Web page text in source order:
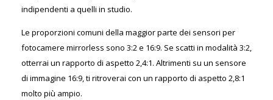
indipendenti a quelli in studio.
Le proporzioni comuni della maggior parte dei sensori per
fotocamere mirrorless sono 3:2 e 16:9. Se scatti in modalità 3:2,
otterrai un rapporto di aspetto 2,4:1. Altrimenti su un sensore
di immagine 16:9, ti ritroverai con un rapporto di aspetto 2,8:1
molto più ampio.